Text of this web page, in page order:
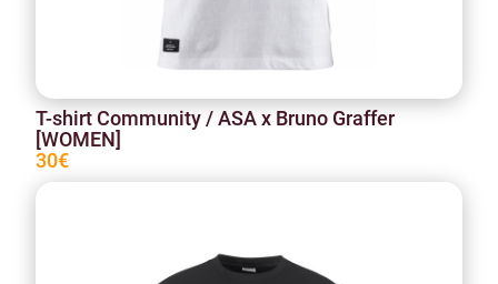
T-shirt Community / ASA x Bruno Graffer
[WOMEN]
30€